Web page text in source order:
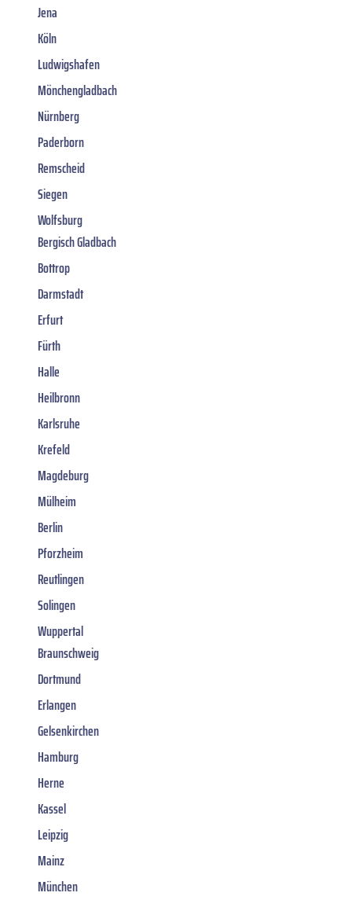
Jena
Köln
Ludwigshafen
Mönchengladbach
Nürnberg
Paderborn
Remscheid
Siegen
Wolfsburg
Bergisch Gladbach
Bottrop
Darmstadt
Erfurt
Fürth
Halle
Heilbronn
Karlsruhe
Krefeld
Magdeburg
Mülheim
Berlin
Pforzheim
Reutlingen
Solingen
Wuppertal
Braunschweig
Dortmund
Erlangen
Gelsenkirchen
Hamburg
Herne
Kassel
Leipzig
Mainz
München